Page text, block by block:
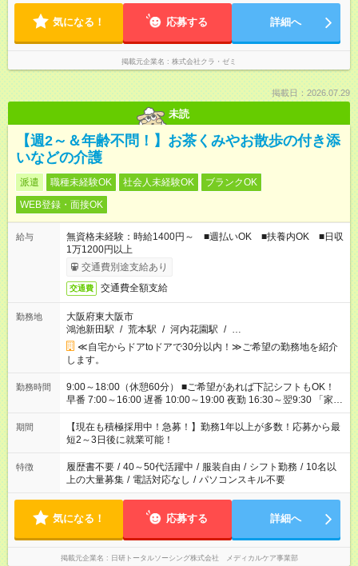
気になる！ 応募する 詳細へ
掲載元企業名 株式会社クラ・ゼミ
掲載日：2026.07.29
未読
【週2～＆年齢不問！】お茶くみやお散歩の付き添
いなどの介護
派遣 職種未経験OK 社会人未経験OK
ブランクOK
WEB登録・面接OK
給与
無資格未経験：時給1400円～ ■週払いOK ■扶養内OK ■日収
1万1200円以上
交通費別途支給あり
交通費 交通費全額支給
勤務地
大阪府東大阪市
鴻池新田駅 / 荒本駅 / 河内花園駅 / …
≪自宅からドアtoドアで30分以内！≫ご希望の勤務地を紹介
します。
勤務時間
9:00～18:00（休憩60分） ■ご希望があれば下記シフトもOK！
早番 7:00～16:00 遅番 10:00～19:00 夜勤 16:30～翌9:30 「家族
と休みを合わせたい」 「余裕を持って夕飯の準備がしたい」
「できれば残業はしたくない」 など、ご希望を教えてください
ね。 ※Wワーク希望の方へ 今ご覧のお仕事で希望する勤務時間
と、もう1つのお仕事の勤務時間。 合計で週40時間を超える場
合は応募できません。
期間
【現在も積極採用中！急募！】勤務1年以上が多数！応募から最
短2～3日後に就業可能！
特徴 履歴書不要 / 40～50代活躍中 / 服装自由 / シフト勤務 / 10名以
上の大量募集 / 電話対応なし / パソコンスキル不要
気になる！ 応募する 詳細へ
掲載元企業名 日研トータルソーシング株式会社 メディカルケア事業部